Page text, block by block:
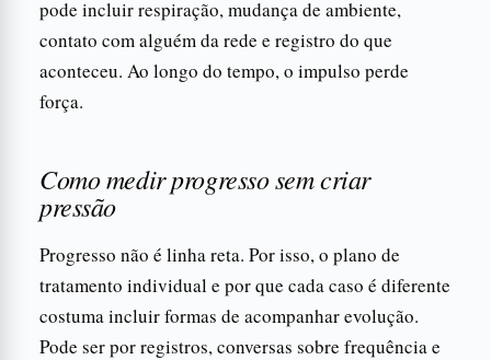
pode incluir respiração, mudança de ambiente,
contato com alguém da rede e registro do que
aconteceu. Ao longo do tempo, o impulso perde
força.
Como medir progresso sem criar
pressão
Progresso não é linha reta. Por isso, o plano de
tratamento individual e por que cada caso é diferente
costuma incluir formas de acompanhar evolução.
Pode ser por registros, conversas sobre frequência e